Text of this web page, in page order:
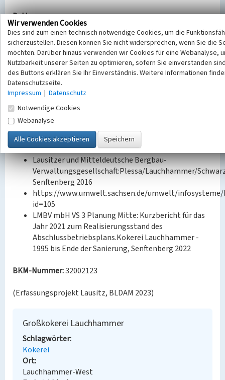
Datierung:
Erbauung: 1951
Betriebsbeginn: 1952
Betriebsbeginn: 1958/59
Stilllegung: 30.10.1991
Quellen/Literaturangaben:
Frank N. Nagel: Türme-Schornsteine Industie-
Mühlen Land-Art; Bedeutung und Bewertung von
Landmarken in der Kulturlandschaft S.37ff M.
Baxmann: Castel del Monte oder Symbole einer
devastierten Industrie-die Biotürme Lauchhamer,
Hamburg 2006
Lausitzer und Mitteldeutsche Bergbau-
Verwaltungsgesellschaft:Plessa/Lauchhammer/
Senftenberg 2016
https://www.umwelt.sachsen.de/umwelt/
id=105
LMBV mbH VS 3 Planung Mitte: Kurzbericht für das
Jahr 2021 zum Realisierungsstand des
Abschlussbetriebsplans.Kokerei Lauchhammer -
1995 bis Ende der Sanierung, Senftenberg 2022
BKM-Nummer:32002123
(Erfassungsprojekt Lausitz, BLDAM 2023)
Großkokerei Lauchhammer
Schlagwörter
Kokerei
Ort
Lauchhammer-West
Wir verwenden Cookies
Dies sind zum einen technisch notwendige Cookies, um die
sicherzustellen. Diesen können Sie nicht widersprechen, wenn Sie die
möchten. Darüber hinaus verwenden wir Cookies für eine Webanalyse,
Nutzbarkeit unserer Seiten zu optimieren, sofern Sie einverstanden
des Buttons erklären Sie Ihr Einverständnis. Weitere Informationen
Datenschutzseite.
Impressum | Datenschutz
Notwendige Cookies
Webanalyse